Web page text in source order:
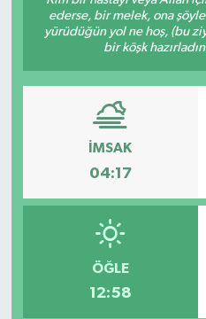
ederse, bir melek, ona
yürüdüğün yol ne hoş, (bu
bir köşk
İMSAK
04:17
ÖĞLE
12:58